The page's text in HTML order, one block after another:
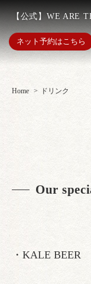
【公式】WE ARE
ネット予約はこちら
Home ドリンク
Our
・KALE BEER